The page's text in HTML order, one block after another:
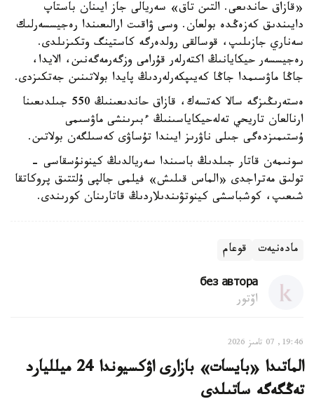
«قازاق حاندىعى. التىن تاق» سەريالى جاز ايىنان باستاپ
دايىندىق كەزەڭدە بولعان. وسى ۋاقىت ارالىعىندا رەجيسسەرلىك
سەناري جازىلىپ، قوسالقى رولدەرگە كاستينگ وتكىزىلدى.
رەجيسسەر حيكايانىڭ اكتەرلەر قۇرامى وزگەرمەگەنىن، الايدا،
جاڭا ماۋسىمدا جاڭا كەيىپكەرلەردىڭ پايدا بولاتىنىن جەتكىزدى.
ەستەرىڭىزگە سالا كەتسەك، قازاق حاندىعىنىڭ 550 جىلدىعىنا
ارنالعان تاريحي تەلەحيكاياسىنىڭ ءبىرىنشى ماۋسىمى
ۇستىمىزدەگى جىلى ناۋرىز ايىندا تۇساۋى كەسىلگەن بولاتىن.
سونىمەن قاتار جىلدىڭ باسىندا سەريالدىڭ كينونۇسقاسى -
تولىق مەتراجدى «الماس قىلىش» فيلمى جالپى ۇلتتىق پروكاتقا
شىعىپ، كوشباسشى كينوتۋىندىلاردىڭ قاتارىنان كورىندى.
مادەنيەت قوعام
без автора
اۆتور
19:46, 07 تامىز 2026
الماتىدا «بايسات» بازارى اۋكسيوندا 24 ميلليارد
تەڭگەگە ساتىلدى